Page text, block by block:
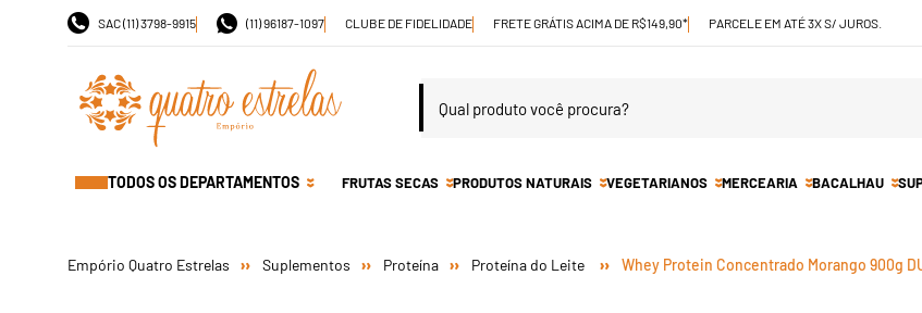
SAC (11) 3798-9915 (11) 96187-1097 CLUBE DE FIDELIDADE FRETE GRÁTIS ACIMA DE R$149,90* PARCELE EM ATÉ 3X S/ JUROS.
TODOS OS DEPARTAMENTOS FRUTAS SECAS PRODUTOS NATURAIS VEGETARIANOS MERCEARIA BACALHAU
Suplementos Proteína Proteína do Leite Whey Protein Concentrado Morango 900g